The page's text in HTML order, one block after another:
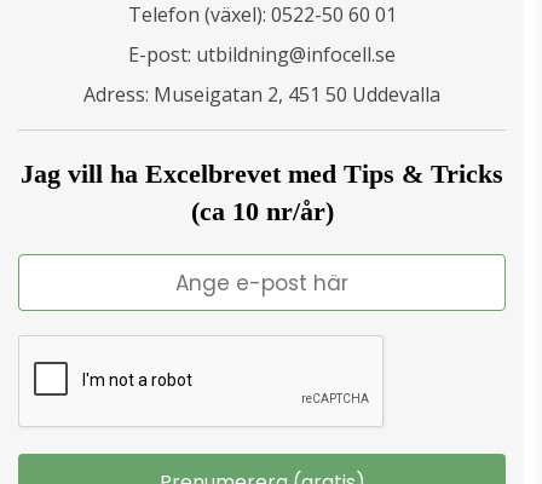
Telefon (växel): 0522-50 60 01
E-post: utbildning@infocell.se
Adress: Museigatan 2, 451 50 Uddevalla
Jag vill ha Excelbrevet med Tips & Tricks
(ca 10 nr/år)